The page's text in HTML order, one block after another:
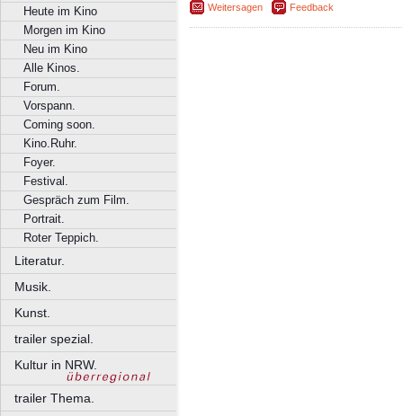
Heute im Kino
Morgen im Kino
Neu im Kino
Alle Kinos.
Forum.
Vorspann.
Coming soon.
Kino.Ruhr.
Foyer.
Festival.
Gespräch zum Film.
Portrait.
Roter Teppich.
Literatur.
Musik.
Kunst.
trailer spezial.
Kultur in NRW.
trailer Thema.
Weitersagen Feedback